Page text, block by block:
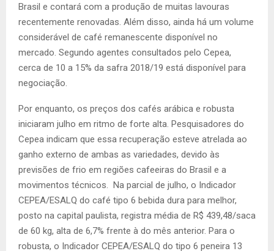
Brasil e contará com a produção de muitas lavouras
recentemente renovadas. Além disso, ainda há um volume
considerável de café remanescente disponível no
mercado. Segundo agentes consultados pelo Cepea,
cerca de 10 a 15% da safra 2018/19 está disponível para
negociação.
Por enquanto, os preços dos cafés arábica e robusta
iniciaram julho em ritmo de forte alta. Pesquisadores do
Cepea indicam que essa recuperação esteve atrelada ao
ganho externo de ambas as variedades, devido às
previsões de frio em regiões cafeeiras do Brasil e a
movimentos técnicos. Na parcial de julho, o Indicador
CEPEA/ESALQ do café tipo 6 bebida dura para melhor,
posto na capital paulista, registra média de R$ 439,48/saca
de 60 kg, alta de 6,7% frente à do mês anterior. Para o
robusta, o Indicador CEPEA/ESALQ do tipo 6 peneira 13